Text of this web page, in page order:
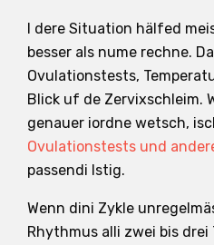
I dere Situation hälfed
besser als nume rechne.
Ovulationstests,
Blick uf de Zervixschleim.
genauer iordne wetsch,
Ovulationstests und
passendi Istig.
Wenn dini Zykle
Rhythmus alli zwei bis